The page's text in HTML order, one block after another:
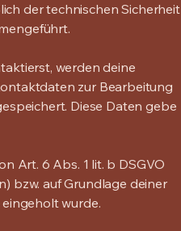
der technischen Sicherheit
werden deine
zur Bearbeitung
Diese Daten gebe
Art. 6 Abs. 1 lit. b DSGVO
bzw. auf Grundlage deiner
eingeholt wurde.